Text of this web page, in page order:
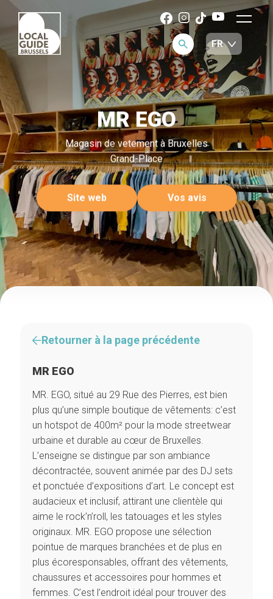
MR EGO
Magasin de vetement à Bruxelles
Grand-Place
Site web Vos avis
Retourner à la page précédente
MR EGO
MR. EGO, situé au 29 Rue des Pierres, est bien
plus qu’une simple boutique de vêtements: c’est
un hotspot de 400m² pour la mode streetwear
urbaine et durable au cœur de Bruxelles.
L’enseigne se distingue par son ambiance
décontractée, souvent animée par des DJ sets
et ponctuée d’expositions d’art. Le concept est
audacieux et inclusif, attirant une clientèle qui
aime le rock’n’roll, les tatouages et les styles
originaux. MR. EGO propose une sélection
pointue de marques branchées et de plus en
plus écoresponsables, offrant des vêtements,
chaussures et accessoires pour hommes et
femmes. C’est l’endroit idéal pour trouver des